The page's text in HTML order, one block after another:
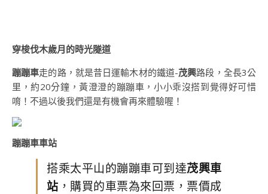
穿梭伐木歲月的時光隧道
蹦蹦車走的路，就是昔日運輸木材的鐵道-茂興路段，全長3公
里，約20分鐘，黃澄澄的蹦蹦車，小小乖沒搭到覺得好可惜
唷！不過以後我們還是有機會再來體驗喔！
蹦蹦車車站
搭乘太平山的蹦蹦車可到達茂興車
站 ，購買的車票為來回票，票價成